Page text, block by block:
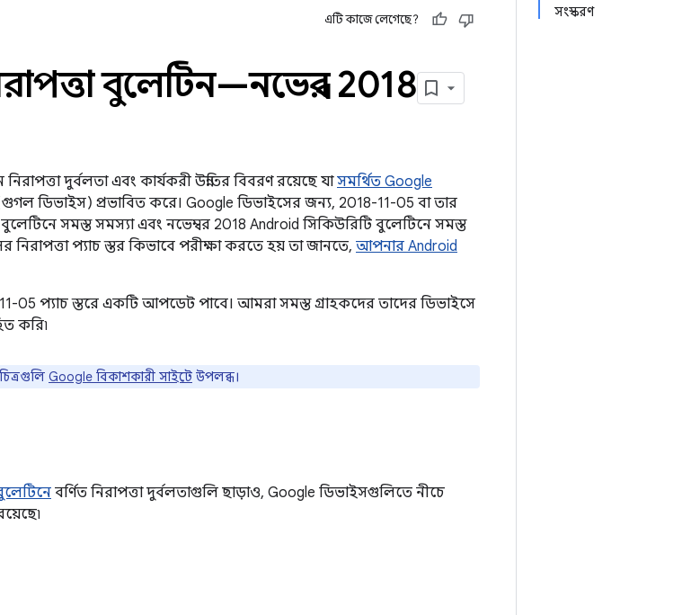
সংস্করণ
এটি কাজে লেগেছে?
বুলেটিন—নভেম্বর 2018
দুর্বলতা এবং কার্যকরী উন্নতির বিবরণ রয়েছে যাসমর্থিত Google
ডিভাইস) প্রভাবিত করে। Google ডিভাইসের জন্য, 2018-11-05 বা তার
সমস্ত সমস্যা এবং নভেম্বর 2018 Android সিকিউরিটি বুলেটিনে সমস্ত
নিরাপত্তা প্যাচ স্তর কিভাবে পরীক্ষা করতে হয় তা জানতে, আপনার Android
05 প্যাচ স্তরে একটি আপডেট পাবে। আমরা সমস্ত গ্রাহকদের তাদের ডিভাইসে
করি৷
Google বিকাশকারী সাইটে উপলব্ধ।
বর্ণিত নিরাপত্তা দুর্বলতাগুলি ছাড়াও, Google ডিভাইসগুলিতে নীচে